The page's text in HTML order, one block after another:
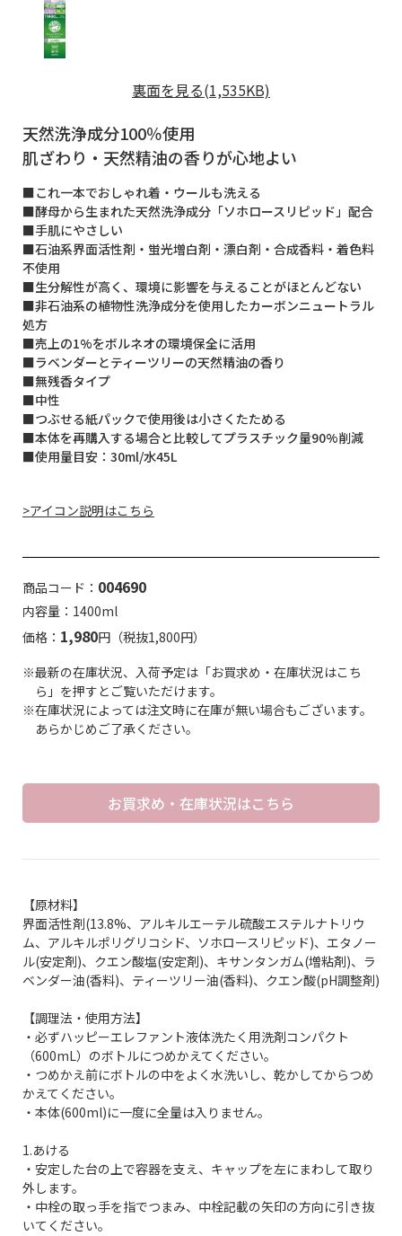
裏面を見る(1,535KB)
天然洗浄成分100％使用
肌ざわり・天然精油の香りが心地よい
■これ一本でおしゃれ着・ウールも洗える
■酵母から生まれた天然洗浄成分「ソホロースリピッド」配合
■手肌にやさしい
■石油系界面活性剤・蛍光増白剤・漂白剤・合成香料・着色料
不使用
■生分解性が高く、環境に影響を与えることがほとんどない
■非石油系の植物性洗浄成分を使用したカーボンニュートラル
処方
■売上の1%をボルネオの環境保全に活用
■ラベンダーとティーツリーの天然精油の香り
■無残香タイプ
■中性
■つぶせる紙パックで使用後は小さくたためる
■本体を再購入する場合と比較してプラスチック量90%削減
■使用量目安：30ml/水45L
>アイコン説明はこちら
商品コード： 004690
内容量：1400ml
価格： 1,980円（税抜1,800円）
※最新の在庫状況、入荷予定は「お買求め・在庫状況はこち
ら」を押すとご覧いただけます。
※在庫状況によっては注文時に在庫が無い場合もございます。
あらかじめご了承ください。
お買求め・在庫状況はこちら
【原材料】
界面活性剤(13.8%、アルキルエーテル硫酸エステルナトリウ
ム、アルキルポリグリコシド、ソホロースリピッド)、エタノー
ル(安定剤)、クエン酸塩(安定剤)、キサンタンガム(増粘剤)、ラ
ベンダー油(香料)、ティーツリー油(香料)、クエン酸(pH調整剤)
【調理法・使用方法】
・必ずハッピーエレファント液体洗たく用洗剤コンパクト
（600mL）のボトルにつめかえてください。
・つめかえ前にボトルの中をよく水洗いし、乾かしてからつめ
かえてください。
・本体(600ml)に一度に全量は入りません。
1.あける
・安定した台の上で容器を支え、キャップを左にまわして取り
外します。
・中栓の取っ手を指でつまみ、中栓記載の矢印の方向に引き抜
いてください。